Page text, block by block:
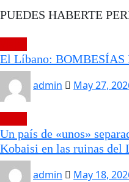
PUEDES HABERTE
El Líbano: BOMBESÍAS
admin
May 27,
Un país de «unos»
Kobaisi en las ruinas del
admin
May 18,